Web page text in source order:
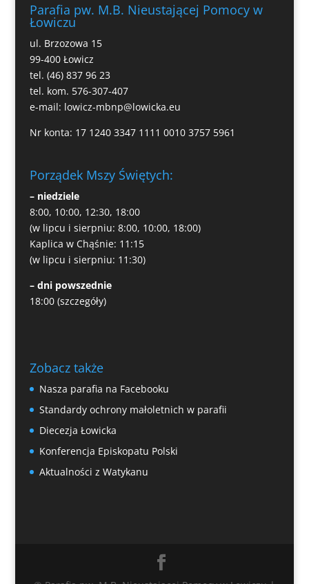
Parafia pw. M.B. Nieustającej Pomocy w
Łowiczu
ul. Brzozowa 15
99-400 Łowicz
tel. (46) 837 96 23
tel. kom. 576-307-407
e-mail: lowicz-mbnp@lowicka.eu
Nr konta: 17 1240 3347 1111 0010 3757 5961
Porządek Mszy Świętych:
– niedziele
8:00, 10:00, 12:30, 18:00
(w lipcu i sierpniu: 8:00, 10:00, 18:00)
Kaplica w Chąśnie: 11:15
(w lipcu i sierpniu: 11:30)
– dni powszednie
18:00 (szczegóły)
Zobacz także
Nasza parafia na Facebooku
Standardy ochrony małoletnich w parafii
Diecezja Łowicka
Konferencja Episkopatu Polski
Aktualności z Watykanu